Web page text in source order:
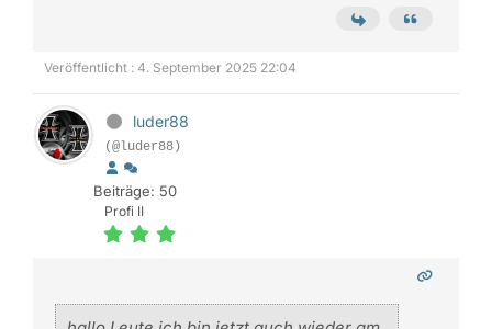
Veröffentlicht : 4. September 2025 22:04
luder88
(@luder88)
Beiträge: 50
Profi II